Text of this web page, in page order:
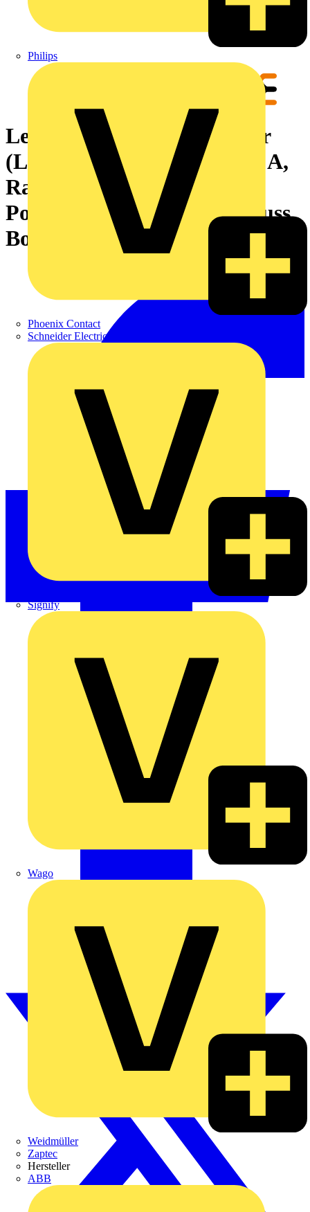
Philips
Phoenix Contact
Schneider Electric
Signify
Wago
Weidmüller
Zaptec
Hersteller
ABB
Leiterplattensteckverbinder
(Leiteranschluss), 320 V, 18 A,
Raster in mm: 5.08, 4 mm²,
Polzahl: 3, Zugbügelanschluss,
Box